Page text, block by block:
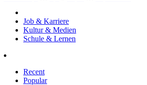
Job & Karriere
Kultur & Medien
Schule & Lernen
Recent
Popular